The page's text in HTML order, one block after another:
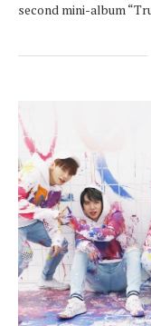
second mini-album